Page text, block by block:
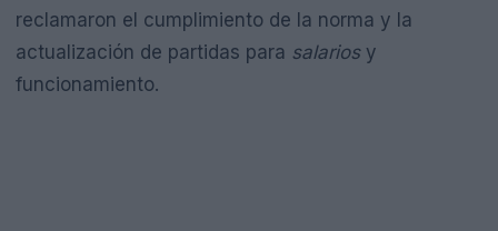
reclamaron el cumplimiento de la norma y la
actualización de partidas para salariosy
funcionamiento.